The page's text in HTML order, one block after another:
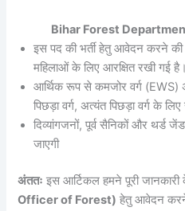
Bihar Forest
इस पद की भर्ती हेतु आवेदन करने
महिलाओं के लिए आरक्षित रखी गई है।
आर्थिक रूप से कमजोर वर्ग
पिछड़ा वर्ग, अत्यंत पिछड़ा वर्ग के
दिव्यांगजनों, पूर्व सैनिकों और थर्ड
जाएगी
अंततः इस आर्टिकल हमने पूरी
Officer of Forest) हेतु आवेदन करने